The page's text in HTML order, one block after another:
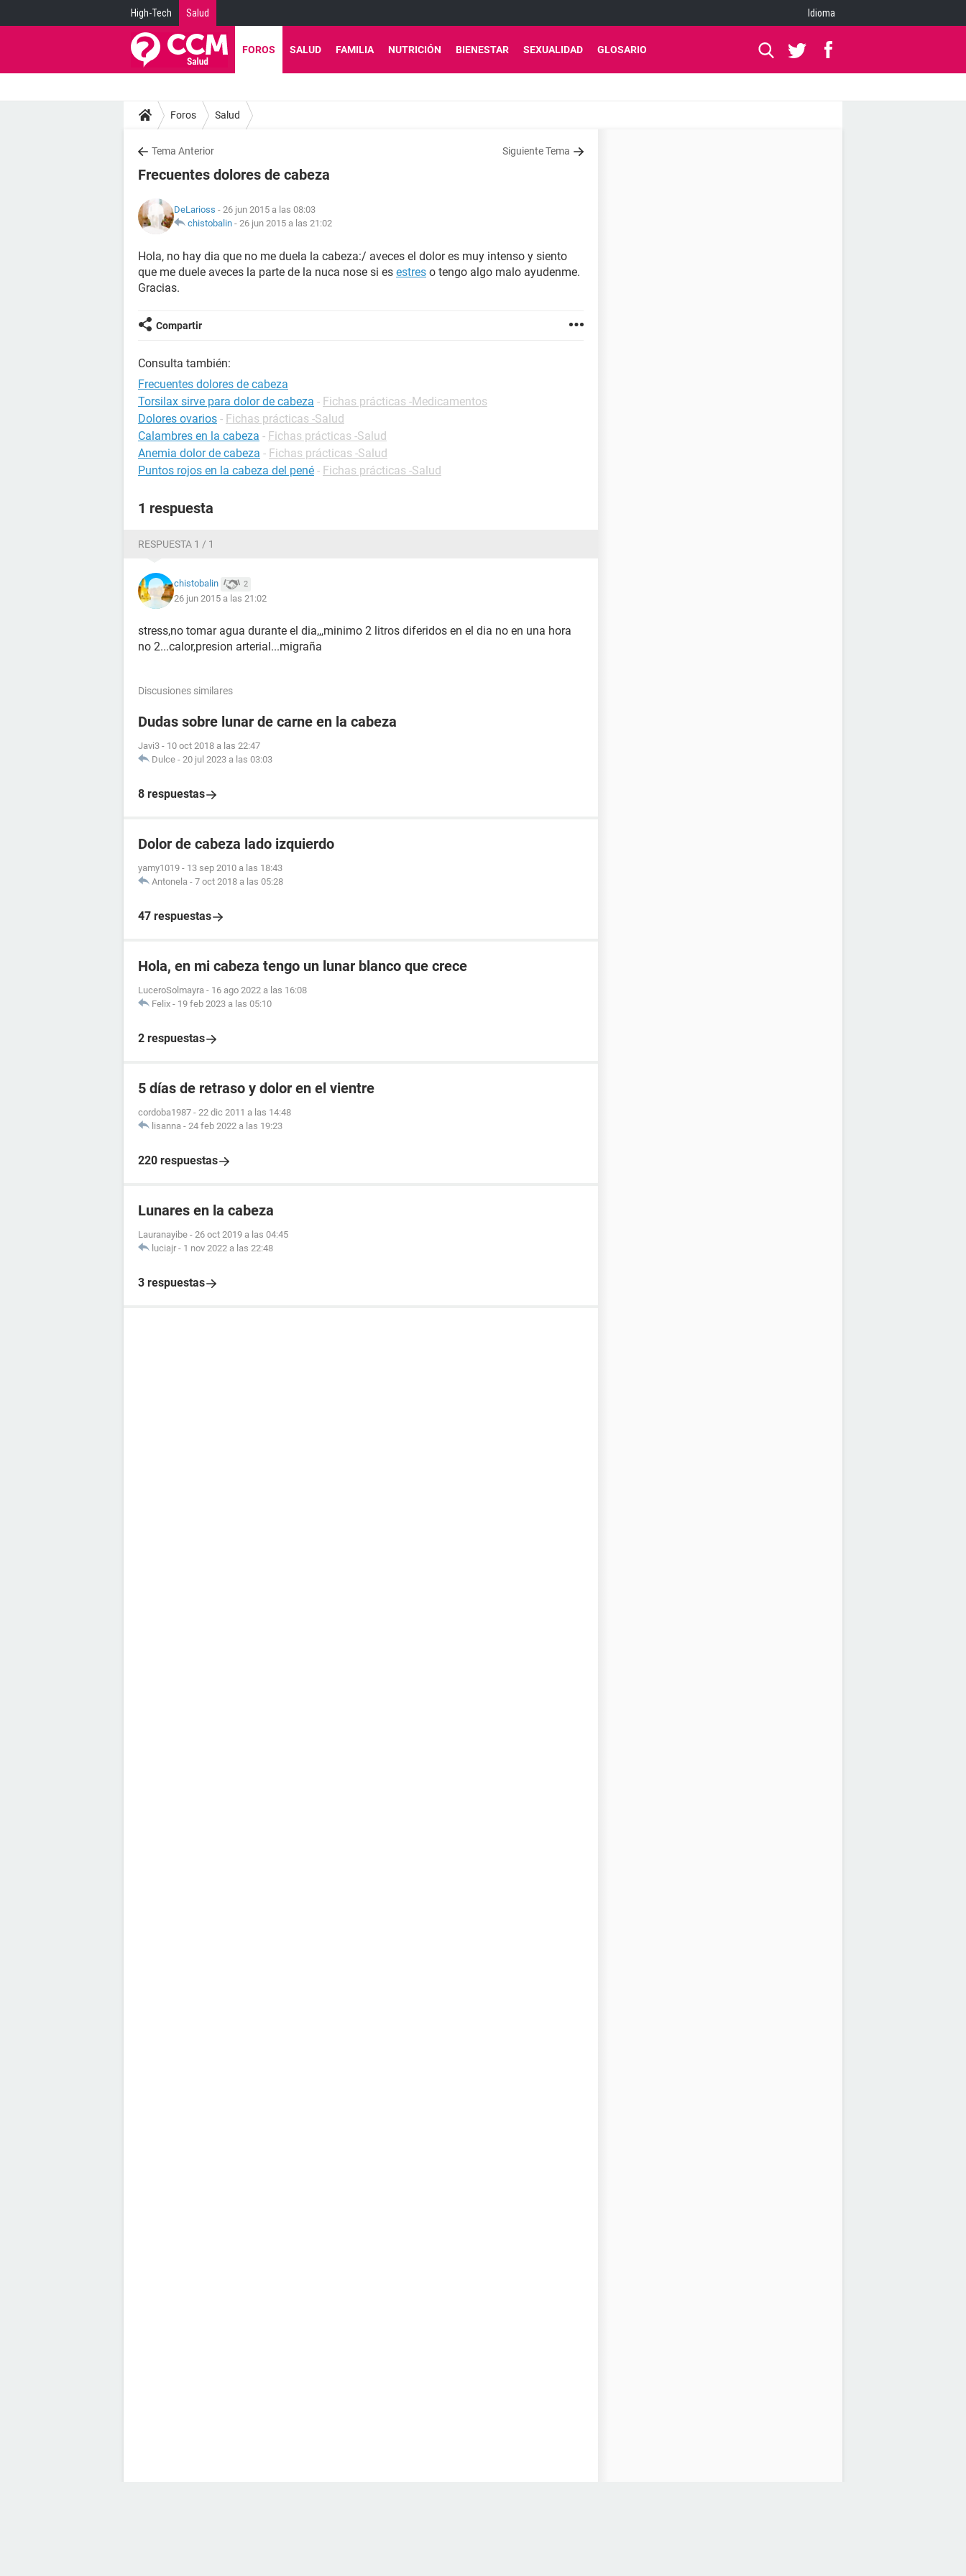
High-Tech Salud Idioma
FOROS SALUD FAMILIA NUTRICIÓN BIENESTAR SEXUALIDAD GLOSARIO
Foros Salud
Tema Anterior Siguiente Tema
Frecuentes dolores de cabeza
DeLarioss - 26 jun 2015 a las 08:03
chistobalin - 26 jun 2015 a las 21:02
Hola, no hay dia que no me duela la cabeza:/ aveces el dolor es muy intenso y siento
que me duele aveces la parte de la nuca nose si es estres o tengo algo malo ayudenme.
Gracias.
Compartir
Consulta también:
Frecuentes dolores de cabeza
Torsilax sirve para dolor de cabeza - Fichas prácticas -Medicamentos
Dolores ovarios - Fichas prácticas -Salud
Calambres en la cabeza - Fichas prácticas -Salud
Anemia dolor de cabeza - Fichas prácticas -Salud
Puntos rojos en la cabeza del pené - Fichas prácticas -Salud
1 respuesta
RESPUESTA 1 / 1
chistobalin 2
26 jun 2015 a las 21:02
stress,no tomar agua durante el dia,,,minimo 2 litros diferidos en el dia no en una hora
no 2...calor,presion arterial...migraña
Discusiones similares
Dudas sobre lunar de carne en la cabeza
Javi3 - 10 oct 2018 a las 22:47
Dulce - 20 jul 2023 a las 03:03
8 respuestas
Dolor de cabeza lado izquierdo
yamy1019 - 13 sep 2010 a las 18:43
Antonela - 7 oct 2018 a las 05:28
47 respuestas
Hola, en mi cabeza tengo un lunar blanco que crece
LuceroSolmayra - 16 ago 2022 a las 16:08
Felix - 19 feb 2023 a las 05:10
2 respuestas
5 días de retraso y dolor en el vientre
cordoba1987 - 22 dic 2011 a las 14:48
lisanna - 24 feb 2022 a las 19:23
220 respuestas
Lunares en la cabeza
Lauranayibe - 26 oct 2019 a las 04:45
luciajr - 1 nov 2022 a las 22:48
3 respuestas